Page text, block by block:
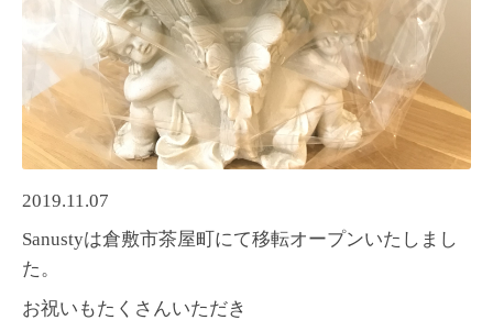
2019.11.07
Sanustyは倉敷市茶屋町にて移転オープンいたしまし
た。
お祝いもたくさんいただき